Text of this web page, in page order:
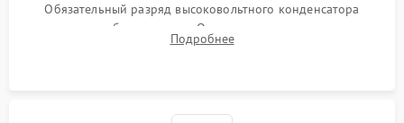
Обязательный разряд высоковольтного конденсатора
вспышки для безопасности. Очистка внутренних узлов от
пыли, песка и следов влаги с помощью спецсредств.
Подробнее